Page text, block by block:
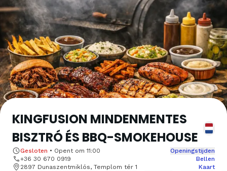
KINGFUSION MINDENMENTES
BISZTRÓ ÉS BBQ-SMOKEHOUSE
Gesloten • Opent om 11:00
Openingstijden
+36 30 670 0919
Bellen
2897 Dunaszentmiklós, Templom tér 1
Kaart